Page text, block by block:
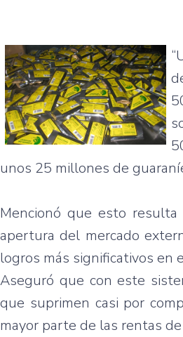
unos 25 millones de
Mencionó que esto resulta
apertura del mercado
logros más significativos en
Aseguró que coneste
que suprimen casi por
mayor parte de las rentas